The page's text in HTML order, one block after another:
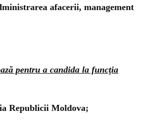
afacerii, management
pentru a candida la funcţia
Republicii Moldova;